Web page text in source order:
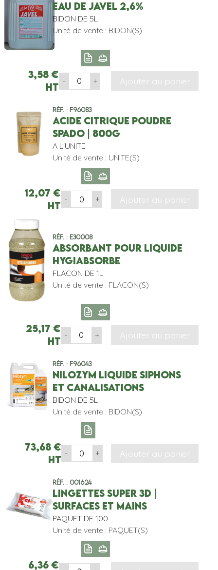
EAU DE JAVEL 2,6%
BIDON DE 5L
Unité de vente : BIDON(S)
3,58 €
HT
- + Ajouter au panier
Réf. : F96083
ACIDE CITRIQUE POUDRE
SPADO | 800G
A L'UNITE
Unité de vente : UNITE(S)
12,07€
HT
- + Ajouter au panier
Réf. : E30008
ABSORBANT POUR LIQUIDE
HYGIABSORBE
FLACON DE 1L
Unité de vente : FLACON(S)
25,17 €
HT
- + Ajouter au panier
Réf. : F96043
NILOZYM LIQUIDE SIPHONS
ET CANALISATIONS
BIDON DE 5L
Unité de vente : BIDON(S)
73,68 €
HT
- + Ajouter au panier
Réf. : 001624
LINGETTES SUPER 3D |
SURFACES ET MAINS
PAQUET DE 100
Unité de vente : PAQUET(S)
6,36 €